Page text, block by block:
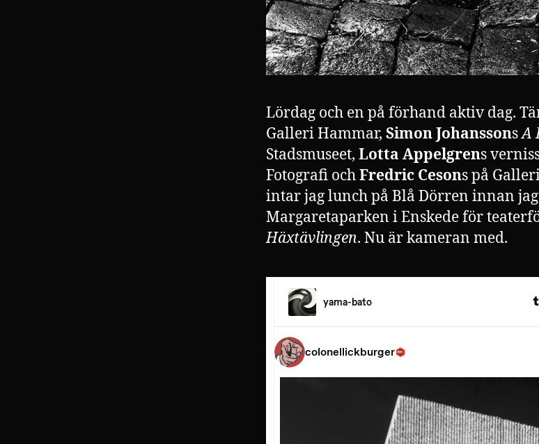
Lördag och en på förhand aktiv dag.
Galleri Hammar, Simon JohanssonsA
Stadsmuseet, Lotta Appelgrens
Fotografi ochFredric Cesons på
intar jag lunch på Blå Dörren innan
Margaretaparken i Enskede för
Häxtävlingen. Nu är kameran med.